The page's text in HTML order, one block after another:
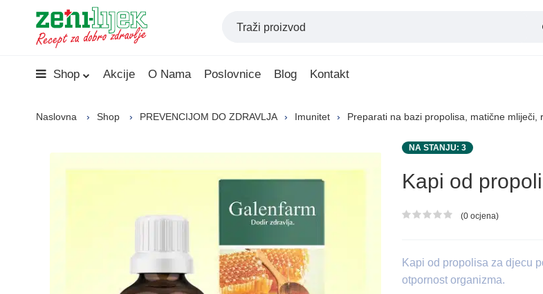
Shop Akcije O Nama Poslovnice Blog Kontakt
Naslovna Shop PREVENCIJOM DO ZDRAVLJA Imunitet Preparati na bazi propolisa, matične mliječi,
NA STANJU: 3
Kapi od
Ocjena proizvoda
(0 ocjena)
Kapi od propolisa za djecu
otpornost organizma.